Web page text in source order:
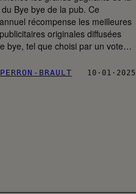
Bye bye de la pub. Ce
récompense les meilleures
originales diffusées
bye, tel que choisi par un vote…
BRAULT 10·01·2025